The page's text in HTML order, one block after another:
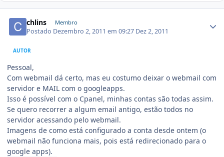
chlins Membro
Postado Dezembro 2, 2011 em 09:27 Dez 2, 2011
AUTOR
Pessoal,
Com webmail dá certo, mas eu costumo deixar o webmail com
servidor e MAIL com o googleapps.
Isso é possível com o Cpanel, minhas contas são todas assim.
Se quero recorrer a algum email antigo, estão todos no
servidor acessando pelo webmail.
Imagens de como está configurado a conta desde ontem (o
webmail não funciona mais, pois está redirecionado para o
google apps).